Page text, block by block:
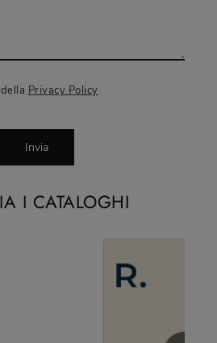
I CATALOGHI
Privacy Policy
Invia